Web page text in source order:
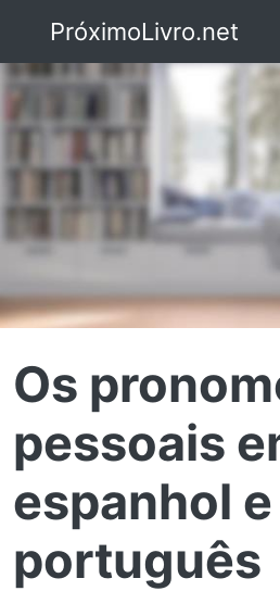
PróximoLivro.net
Os
pessoais
espanhol
português